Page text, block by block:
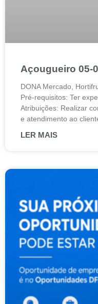
Açougueiro 05-
DONA Mercado,
Pré-requisitos: Ter
Atribuições: Realizar
e atendimento ao
LER MAIS